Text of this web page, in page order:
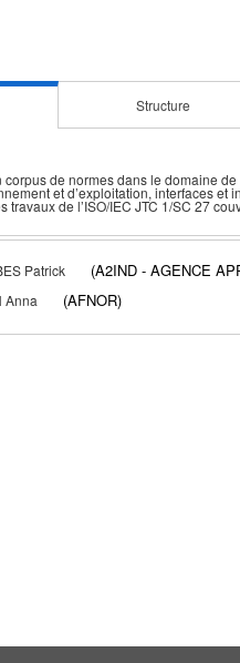
Structure
corpus de normes dans le domaine
et d’exploitation, interfaces
travaux de l’ISO/IEC JTC 1/SC 27
Patrick (A2IND - AGENCE
Anna (AFNOR)